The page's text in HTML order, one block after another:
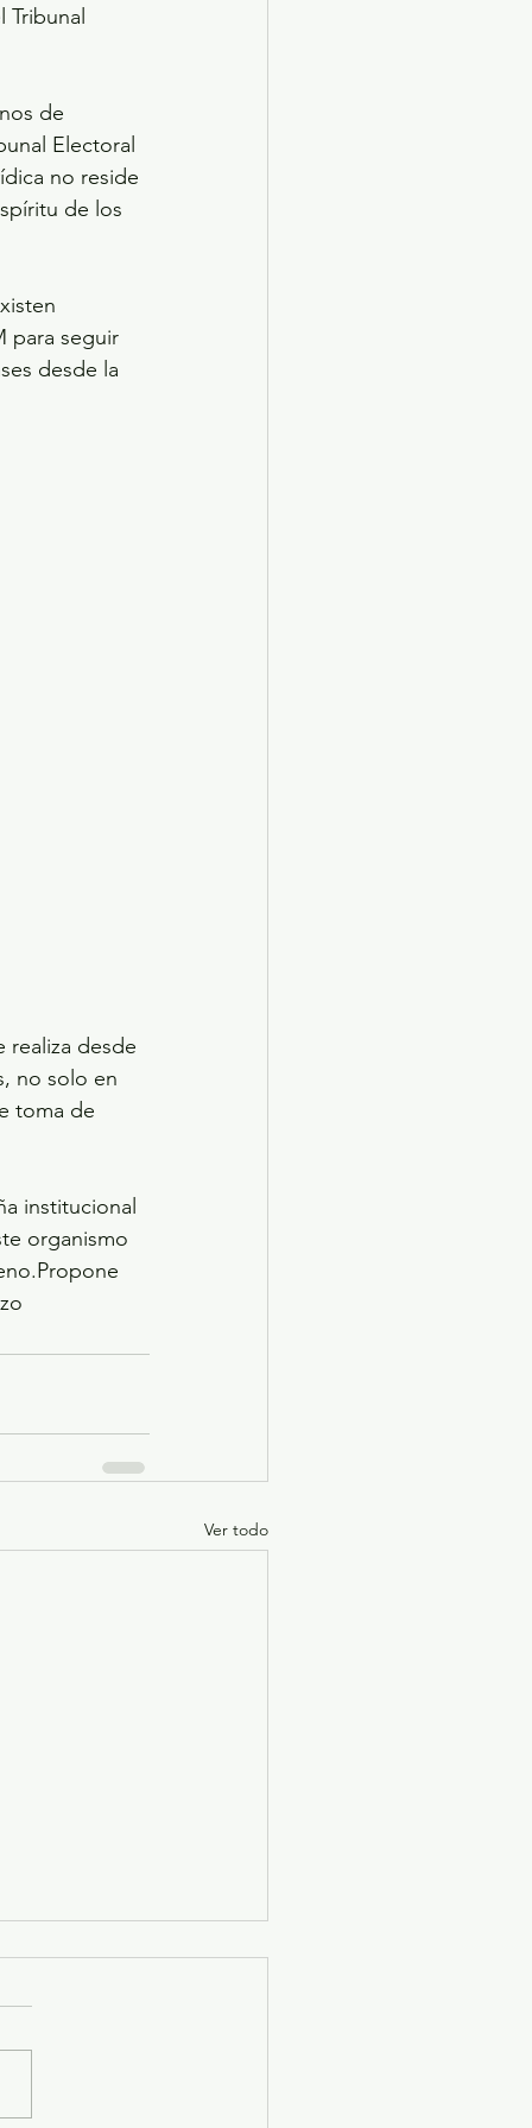
de
Electoral
no reside
de los
para seguir
desde la
realiza desde
no solo en
toma de
institucional
organismo
Ver todo